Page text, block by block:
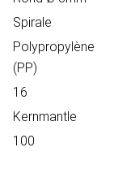
Spirale
Polypropylène
(PP)
16
Kernmantle
100